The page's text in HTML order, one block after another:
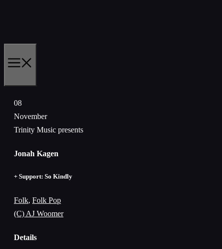
08
November
Trinity Music presents
Jonah Kagen
+ Support: So Kindly
Folk, Folk Pop
(C) AJ Woomer
Details